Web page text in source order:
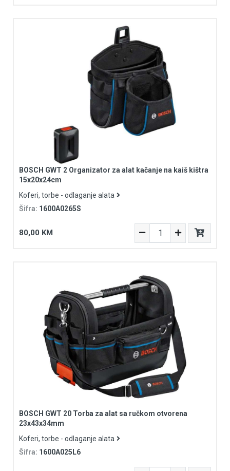
BOSCH GWT 2 Organizator za alat kačanje na kaiš kištra
15x20x24cm
Koferi, torbe - odlaganje alata
Šifra: 1600A0265S
80,00 KM
BOSCH GWT 20 Torba za alat sa ručkom otvorena
23x43x34mm
Koferi, torbe - odlaganje alata
Šifra: 1600A025L6